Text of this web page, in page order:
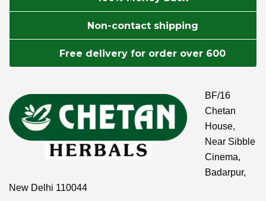
Non-contact shipping
Free delivery for order over 600
BF/16
Chetan
House,
Near Sibble
Cinema,
Badarpur,
New Delhi 110044